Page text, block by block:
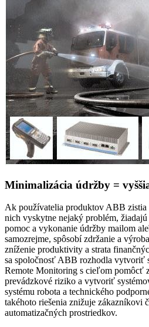
Minimalizácia údržby =
Ak používatelia produktov ABB zistia
nich vyskytne nejaký problém,
pomoc a vykonanie údržby mailom
samozrejme, spôsobí zdržanie a
zníženie produktivity a strata
sa spoločnosť ABB rozhodla vytvoriť
Remote Monitoring s cieľom pomôcť
prevádzkové riziko a vytvoriť
systému robota a technického
takéhoto riešenia znižuje zákazníkovi
automatizačných prostriedkov.